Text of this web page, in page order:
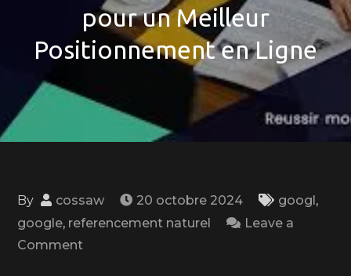
pour un Meilleur
Positionnement en Ligne
By cossaw 20 octobre 2024 googl,
google, referencement naturel
Leave a
Commenton